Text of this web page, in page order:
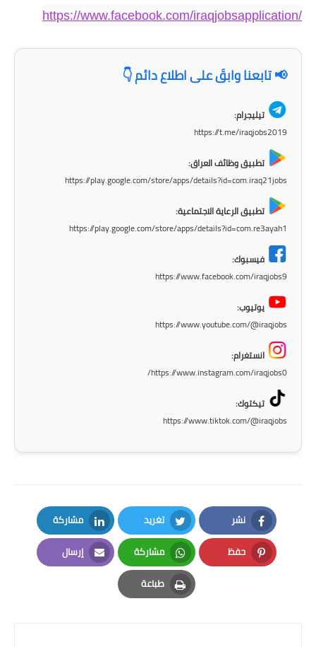
https://www.facebook.com/iraqjobsapplication/
📢 تابعنا وابقَ على اطلاع دائم 👇
تيليجرام:
https://t.me/iraqjobs2019
تطبيق وظائف العراق:
https://play.google.com/store/apps/details?id=com.iraq21jobs
تطبيق الرعاية الاجتماعية:
https://play.google.com/store/apps/details?id=com.re3ayah1
فيسبوك:
https://www.facebook.com/iraqjobs9
يوتيوب:
https://www.youtube.com/@iraqjobs
انستغرام:
https://www.instagram.com/iraqjobs0/
تيكتوك:
https://www.tiktok.com/@iraqjobs
نشر
Facebook
تغريد
Twitter
مشاركة
LinkedIn
حفظ
Pinterest
مشاركة
Whatsapp
إرسال
Email
طباعة
Print